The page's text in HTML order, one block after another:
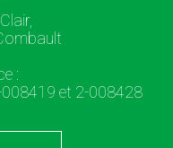
:
et 2-008428